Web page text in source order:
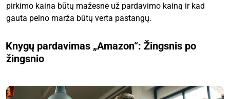
pirkimo kaina būtų mažesnė už pardavimo kainą ir kad
gauta pelno marža būtų verta pastangų.
Knygų pardavimas „Amazon“: Žingsnis po
žingsnio